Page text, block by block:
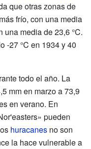
que otras zonas de
frío, con una media
una media de 23,6 °C.
-27 °C en 1934 y 40
todo el año. La
mm en marzo a 73,9
en verano. En
pueden
huracanes no son
la hace vulnerable a